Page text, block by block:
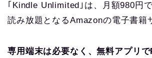
｢Kindle Unlimited｣は、月額980円
読み放題となるAmazonの電子書籍
専用端末は必要なく、無料アプリ